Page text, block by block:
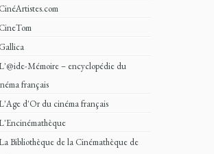
CinéArtistes.com
CineTom
Gallica
Mémoire – encyclopédie du
français
d'Or du cinéma français
Bibliothèque de la Cinémathèque de